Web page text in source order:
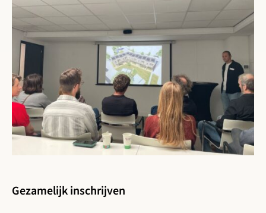
Gezamelijk inschrijven